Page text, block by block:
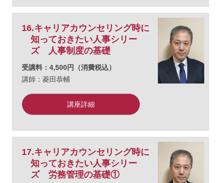
16.キャリアカウンセリング時に
知っておきたい人事シリー
ズ 人事制度の基礎
受講料：4,500円（消費税込）
講師：菱田恭輔
講座詳細
17.キャリアカウンセリング時に
知っておきたい人事シリー
ズ 労務管理の基礎①